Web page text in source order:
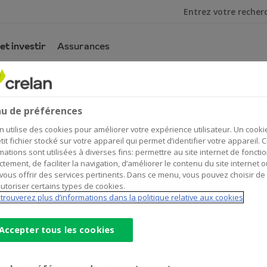
Je cherche
investir Assurances
prospérité est-elle en
de préférences
utilise des cookies pour améliorer votre expérience utilisateur. Un
fichier stocké sur votre appareil qui permet d’identifier votre appareil.
sont utilisées à diverses fins: permettre au site internet de
de faciliter la navigation, d’améliorer le contenu du site internet
offrir des services pertinents. Dans ce menu, vous pouvez choisir de
certains types de cookies.
plus d’informations dans la politique relative aux cookies
tous les cookies